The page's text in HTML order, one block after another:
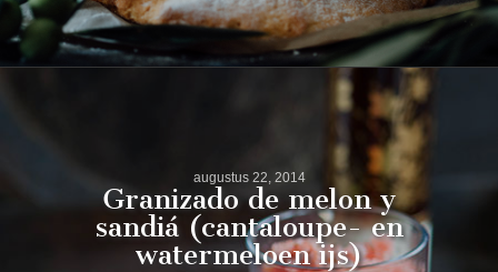
augustus 22, 2014
Granizado de melon y
sandiá (cantaloupe- en
watermeloen ijs)